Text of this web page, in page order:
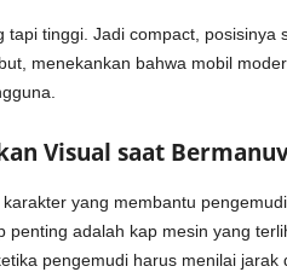
tinggi. Jadi compact, posisinya
menekankan bahwa mobil
Visual saat
yang membantu
adalah kap mesin yang
pengemudi harus menilai jarak